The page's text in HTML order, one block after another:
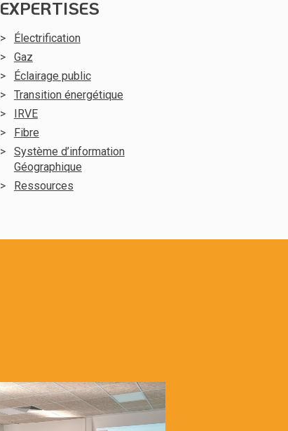
EXPERTISES
Électrification
Gaz
Éclairage public
Transition énergétique
IRVE
Fibre
Système d’information
Géographique
Ressources